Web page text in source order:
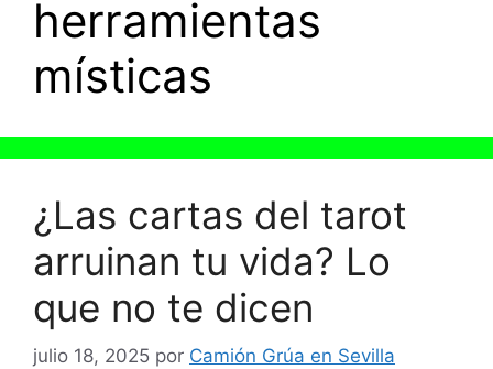
herramientas
místicas
¿Las cartas del tarot
arruinan tu vida? Lo
que no te dicen
julio 18, 2025 por Camión Grúa en Sevilla